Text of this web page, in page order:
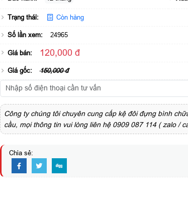
Trạng thái: Còn hàng
Số lần xem: 24965
Giá bán: 120,000 đ
Giá gốc: 150,000 đ
Công ty chúng tôi chuyên cung cấp kệ đôi đựng bình
cầu, mọi thông tin vui lòng liên hệ 0909 087 114 ( zalo /
Chia sẻ: